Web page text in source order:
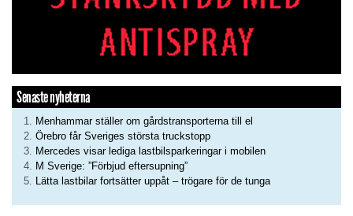
Senaste nyheterna
Menhammar ställer om gårdstransporterna till el
Örebro får Sveriges största truckstopp
Mercedes visar lediga lastbilsparkeringar i mobilen
M Sverige: ”Förbjud eftersupning”
Lätta lastbilar fortsätter uppåt – trögare för de tunga